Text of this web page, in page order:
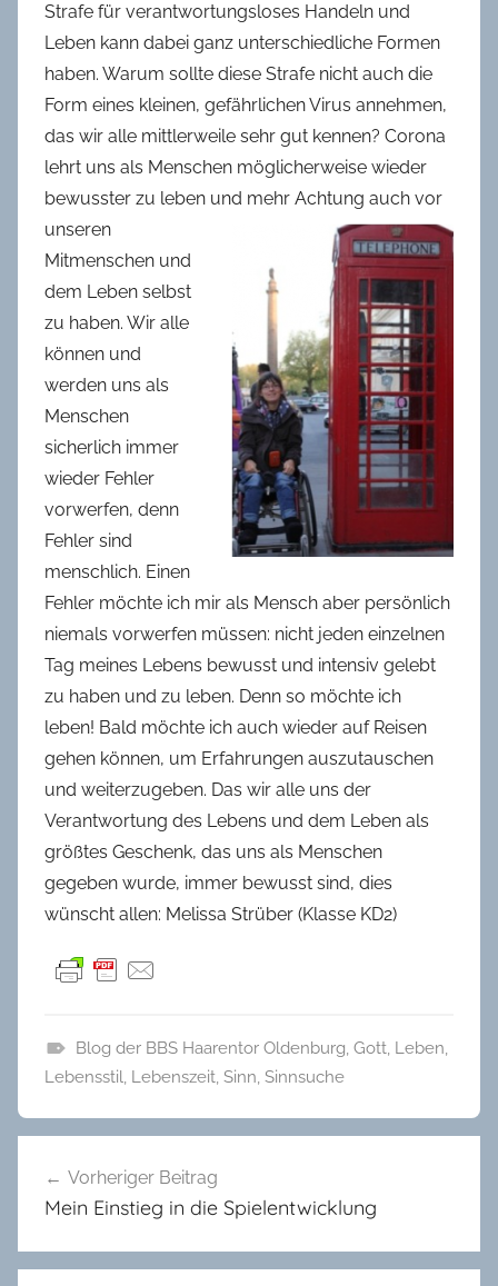
Strafe für verantwortungsloses Handeln und
Leben kann dabei ganz unterschiedliche Formen
haben. Warum sollte diese Strafe nicht auch die
Form eines kleinen, gefährlichen Virus annehmen,
das wir alle mittlerweile sehr gut kennen? Corona
lehrt uns als Menschen möglicherweise wieder
bewusster zu leben und mehr Achtung auch vor
unseren
Mitmenschen und
dem Leben selbst
zu haben. Wir alle
können und
werden uns als
Menschen
sicherlich immer
wieder Fehler
vorwerfen, denn
Fehler sind
menschlich. Einen
Fehler möchte ich mir als Mensch aber persönlich
niemals vorwerfen müssen: nicht jeden einzelnen
Tag meines Lebens bewusst und intensiv gelebt
zu haben und zu leben. Denn so möchte ich
leben! Bald möchte ich auch wieder auf Reisen
gehen können, um Erfahrungen auszutauschen
und weiterzugeben. Das wir alle uns der
Verantwortung des Lebens und dem Leben als
größtes Geschenk, das uns als Menschen
gegeben wurde, immer bewusst sind, dies
wünscht allen: Melissa Strüber (Klasse KD2)
B
o
W
e
Blog der BBS Haarentor Oldenburg, Gott, Leben,
Lebensstil, Lebenszeit, Sinn, Sinnsuche
Vorheriger Beitrag
Mein Einstieg in die Spielentwicklung